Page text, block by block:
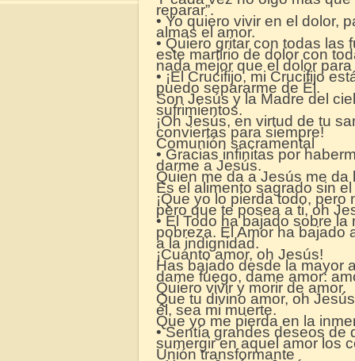
reparar”.
• Yo quiero vivir en el dolor,
almas el amor.
• Quiero gritar con todas las
este martirio de dolor con
nada mejor que el dolor
• ¡El Crucifijo, mi Crucifijo
puedo separarme de Él.
Son Jesús y la Madre del
sufrimientos.
¡Oh Jesús, en virtud de tu
conviertas para siempre!
Comunión sacramental
• Gracias infinitas por
darme a Jesús.
Quien me da a Jesús me da
Es el alimento sagrado sin
¡Que yo lo pierda todo,
pero que te posea a ti, oh
• El Todo ha bajado sobre
pobreza. El Amor ha bajado
a la indignidad.
¡Cuánto amor, oh Jesús!
Has bajado desde la mayor
dame fuego, dame amor:
Quiero vivir y morir de amor.
Que tu divino amor, oh
él, sea mi muerte.
Que yo me pierda en la
• Sentía grandes deseos de
sumergir en aquel amor los
Unión transformante